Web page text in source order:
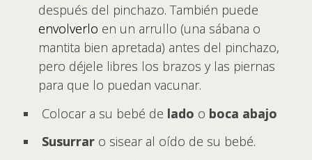
después del pinchazo. También puede
envolverlo en un arrullo (una sábana o
mantita bien apretada) antes del pinchazo,
pero déjele libres los brazos y las piernas
para que lo puedan vacunar.
Colocar a su bebé de lado o boca abajo
Susurrar o sisear al oído de su bebé.